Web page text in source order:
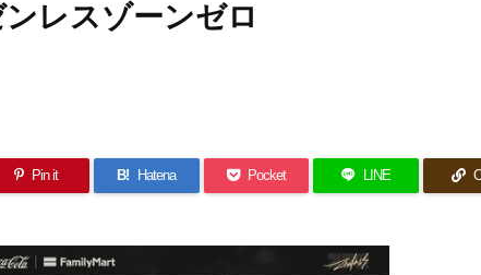
レスゾーンゼロ
Pin it B! Hatena Pocket LINE